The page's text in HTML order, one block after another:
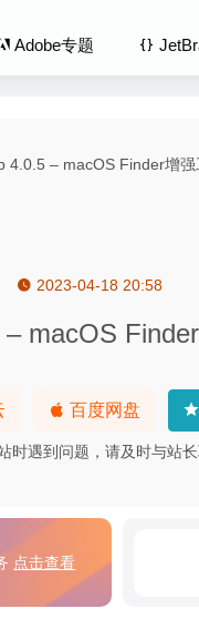
Adobe专题
2023-04-18 20:58
– macOS
百度网盘
时遇到问题，请及时与站长
点击查看
– 专业的音频合成软
媒体服务器软件
2020.2.0.0 中文